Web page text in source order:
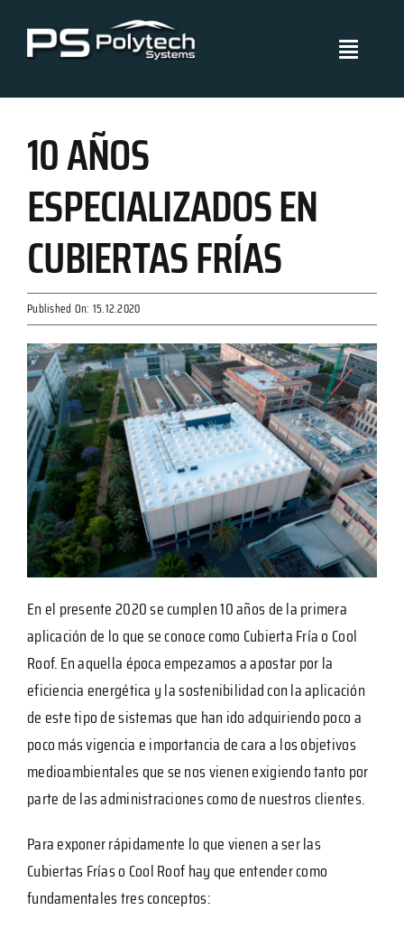
content
Toggle
Polytech Systems
Sistemas y aplicaciones
Proyectos
Políticas de Gestión
Blog
Certificados
10 AÑOS
ESPECIALIZADOS EN
CUBIERTAS FRÍAS
Published On: 15.12.2020
En el presente 2020 se cumplen 10 años de la primera
aplicación de lo que se conoce como Cubierta Fría o Cool
Roof. En aquella época empezamos a apostar por la
eficiencia energética y la sostenibilidad con la aplicación
de este tipo de sistemas que han ido adquiriendo poco a
poco más vigencia e importancia de cara a los objetivos
medioambientales que se nos vienen exigiendo tanto por
parte de las administraciones como de nuestros clientes.
Para exponer rápidamente lo que vienen a ser las
Cubiertas Frías o Cool Roof hay que entender como
fundamentales tres conceptos: